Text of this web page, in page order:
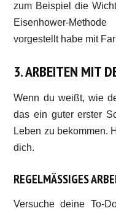
zum Beispiel die
Eisenhower-
vorgestellt habe mit
3. ARBEITEN MIT
Wenn du weißt, wie
das ein guter erster
Leben zu bekommen.
dich.
REGELMÄSSIGES
Versuche deine To-